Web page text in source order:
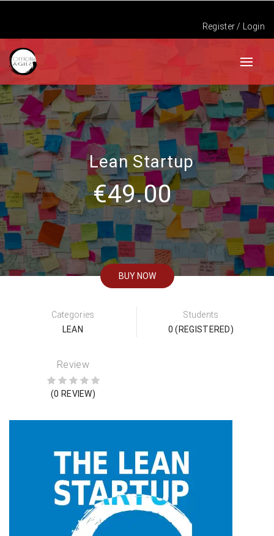
Register / Login
Lean Startup
€49.00
BUY NOW
Categories
LEAN
Students
0 (REGISTERED)
Review
(0 REVIEW)